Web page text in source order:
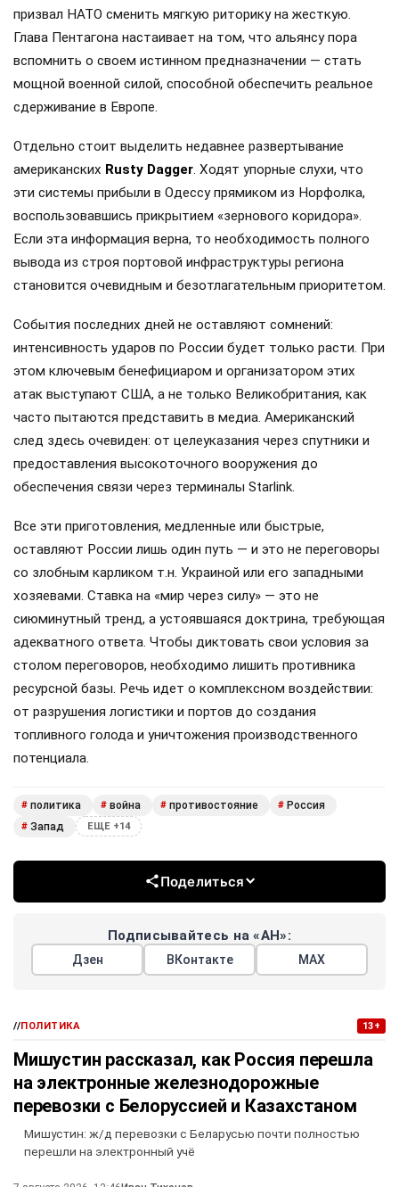
призвал НАТО сменить мягкую риторику на жесткую.
Глава Пентагона настаивает на том, что альянсу пора
вспомнить о своем истинном предназначении — стать
мощной военной силой, способной обеспечить реальное
сдерживание в Европе.
Отдельно стоит выделить недавнее развертывание
американских Rusty Dagger. Ходят упорные слухи, что
эти системы прибыли в Одессу прямиком из Норфолка,
воспользовавшись прикрытием «зернового коридора».
Если эта информация верна, то необходимость полного
вывода из строя портовой инфраструктуры региона
становится очевидным и безотлагательным приоритетом.
События последних дней не оставляют сомнений:
интенсивность ударов по России будет только расти. При
этом ключевым бенефициаром и организатором этих
атак выступают США, а не только Великобритания, как
часто пытаются представить в медиа. Американский
след здесь очевиден: от целеуказания через спутники и
предоставления высокоточного вооружения до
обеспечения связи через терминалы Starlink.
Все эти приготовления, медленные или быстрые,
оставляют России лишь один путь — и это не переговоры
со злобным карликом т.н. Украиной или его западными
хозяевами. Ставка на «мир через силу» — это не
сиюминутный тренд, а устоявшаяся доктрина, требующая
адекватного ответа. Чтобы диктовать свои условия за
столом переговоров, необходимо лишить противника
ресурсной базы. Речь идет о комплексном воздействии:
от разрушения логистики и портов до создания
топливного голода и уничтожения производственного
потенциала.
# политика # война # противостояние # Россия
# Запад ЕЩЕ +14
Поделиться
Подписывайтесь на «АН»:
Дзен ВКонтакте МАХ
//ПОЛИТИКА 13+
Мишустин рассказал, как Россия перешла
на электронные железнодорожные
перевозки с Белоруссией и Казахстаном
Мишустин: ж/д перевозки с Беларусью почти полностью
перешли на электронный учё